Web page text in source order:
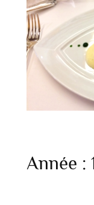
Année :